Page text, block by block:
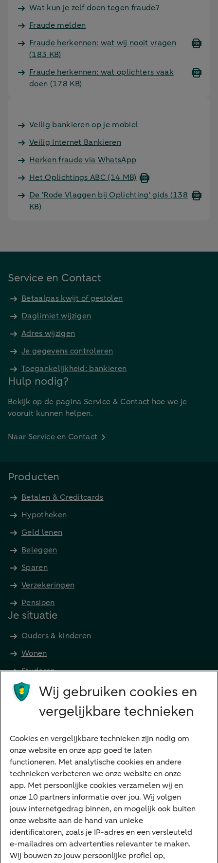
Wat kun je zelf doen tegen fraude?
Fraude melden
Fraude herkennen: wat wij nooit vragen
(183 KB)
Fraude herkennen: wat oplichters vaak
doen (178 KB)
Veilig bankieren op je mobiel
Veilig Internet Bankieren
Herken fraude via WhatsApp
Het Oplichtings ABC(14 MB)
De 'Rode Vlaggen bij Oplichting' gids (138
KB)
Service en Contact
Betaalpas kwijt of gestolen
Daglimiet wijzigen
Adres wijzigen
Je gegevens controleren
Toegankelijkheid: bankieren
Hulp nodig?
Bekijk op de pagina Service & Contact hoe we je
vooruit kunnen helpen.
Naar Service en Contact
Producten
Betalen & Creditcards
Hypotheken
Geld lenen
Beleggen
Sparen
Verzekeringen
Pensioen
Je situatie
Ouders & kinderen
Wonen
Studeren
Preferred Banking
Digitale diensten
Internet Bankieren
ABN AMRO app
Tikkie
Apple Pay
Google Pay
Veilig bankieren
Meest gezocht
Wij gebruiken cookies en
vergelijkbare technieken
Cookies en vergelijkbare technieken zijn nodig om
onze website en onze app goed te laten
functioneren. Met analytische cookies en andere
technieken verbeteren we onze website en onze
app. Met persoonlijke cookies verzamelen wij en
onze 10 partners informatie over jou. Wij volgen
jouw internetgedrag binnen, en mogelijk ook buiten
onze website aan de hand van unieke
identificatoren, zoals je IP-adres en een versleuteld
e-mailadres om advertenties relevanter te maken.
Wij bouwen zo jouw persoonlijke profiel op,